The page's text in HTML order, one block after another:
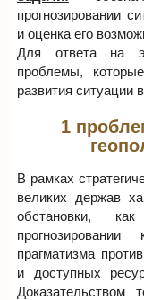
прогнозировании
и оценка его
Для ответа на
проблемы,
развития ситуации
1
В рамках
великих держав
обстановки,
прагматизма
и доступных
Доказательством